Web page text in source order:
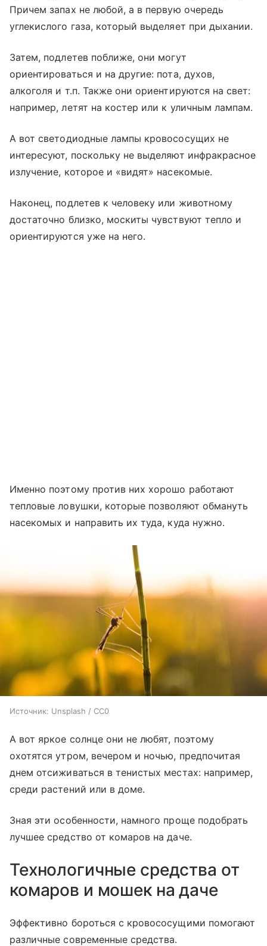
Причем запах не любой, а в первую очередь
углекислого газа, который выделяет при дыхании.
Затем, подлетев поближе, они могут
ориентироваться и на другие: пота, духов,
алкоголя и т.п. Также они ориентируются на свет:
например, летят на костер или к уличным лампам.
А вот светодиодные лампы кровососущих не
интересуют, поскольку не выделяют инфракрасное
излучение, которое и «видят» насекомые.
Наконец, подлетев к человеку или животному
достаточно близко, москиты чувствуют тепло и
ориентируются уже на него.
Именно поэтому против них хорошо работают
тепловые ловушки, которые позволяют обмануть
насекомых и направить их туда, куда нужно.
Источник: Unsplash / CC0
А вот яркое солнце они не любят, поэтому
охотятся утром, вечером и ночью, предпочитая
днем отсиживаться в тенистых местах: например,
среди растений или в доме.
Зная эти особенности, намного проще подобрать
лучшее средство от комаров на даче.
Технологичные средства от
комаров и мошек на даче
Эффективно бороться с кровососущими помогают
различные современные средства.